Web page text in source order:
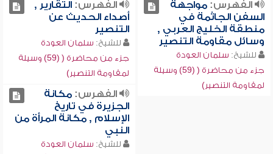
الفهرس:مواجهة
السفن الجاثمة في
منطقة الخليج العربي ,
وسائل مقاومة التنصير
للشيخ: سلمان العودة
جزء من محاضرة ( (59) وسيلة
لمقاومة التنصير)
الفهرس:التقارير ,
أصداء الحديث عن
التنصير
للشيخ: سلمان العودة
جزء من محاضرة ( (59) وسيلة
لمقاومة التنصير)
الفهرس:مكانة
الجزيرة في تاريخ
الإسلام , مكانة المرأة من
النبي
للشيخ: سلمان العودة